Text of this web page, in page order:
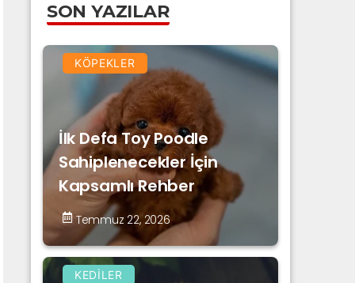
SON YAZILAR
KÖPEKLER
İlk Defa Toy Poodle
Sahiplenecekler İçin
Kapsamlı Rehber
Temmuz 22, 2026
KEDILER